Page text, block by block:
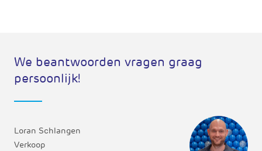
We beantwoorden vragen graag
persoonlijk!
Loran Schlangen
Verkoop